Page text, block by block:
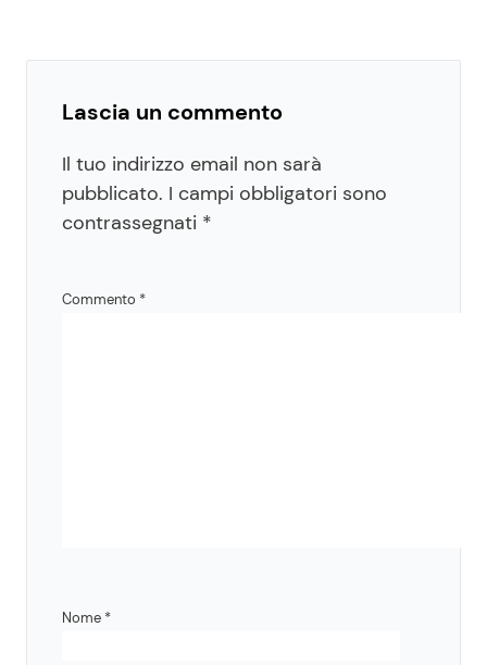
Lascia un commento
Il tuo indirizzo email non sarà
pubblicato. I campi obbligatori sono
contrassegnati *
Commento *
Nome *